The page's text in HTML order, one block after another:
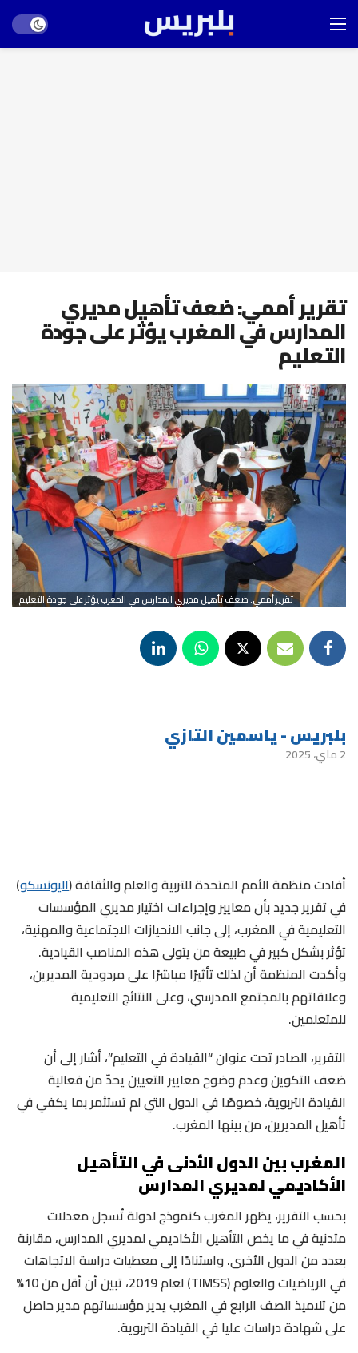
mode
تقرير أممي: ضعف تأهيل مديري
المدارس في المغرب يؤثر على جودة
التعليم
تقرير أممي: ضعف تأهيل مديري المدارس في المغرب يؤثر على جودة التعليم
بلبريس - ياسمين التازي
2 ماي، 2025
أفادت منظمة الأمم المتحدة للتربية والعلم والثقافة (اليونسكو)
في تقرير جديد بأن معايير وإجراءات اختيار مديري المؤسسات
التعليمية في المغرب، إلى جانب الانحيازات الاجتماعية والمهنية،
تؤثر بشكل كبير في طبيعة من يتولى هذه المناصب القيادية.
وأكدت المنظمة أن لذلك تأثيرًا مباشرًا على مردودية المديرين،
وعلاقاتهم بالمجتمع المدرسي، وعلى النتائج التعليمية
للمتعلمين.
التقرير، الصادر تحت عنوان “القيادة في التعليم”، أشار إلى أن
ضعف التكوين وعدم وضوح معايير التعيين يحدّ من فعالية
القيادة التربوية، خصوصًا في الدول التي لم تستثمر بما يكفي في
تأهيل المديرين، من بينها المغرب.
المغرب بين الدول الأدنى في التأهيل
الأكاديمي لمديري المدارس
بحسب التقرير، يظهر المغرب كنموذج لدولة تُسجل معدلات
متدنية في ما يخص التأهيل الأكاديمي لمديري المدارس، مقارنة
بعدد من الدول الأخرى. واستنادًا إلى معطيات دراسة الاتجاهات
في الرياضيات والعلوم (TIMSS) لعام 2019، تبين أن أقل من 10%
من تلاميذ الصف الرابع في المغرب يدير مؤسساتهم مدير حاصل
على شهادة دراسات عليا في القيادة التربوية.